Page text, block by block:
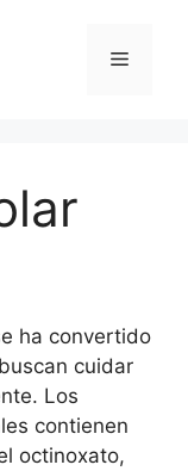
Menú
ha convertido
cuidar
Los
contienen
octinoxato,